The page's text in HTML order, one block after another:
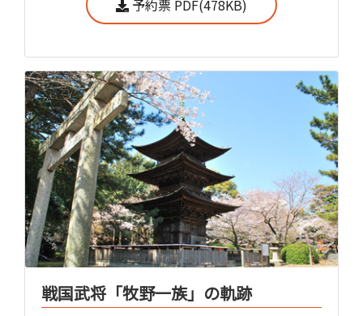
予約票 PDF(478KB)
戦国武将「牧野一族」の軌跡